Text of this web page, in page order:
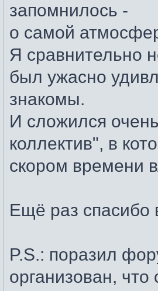
запомнилось -
о самой
Я сравнительно
был ужасно
знакомы.
И сложился
коллектив", в
скором времени
Ещё раз спасибо
P.S.: поразил
организован, что